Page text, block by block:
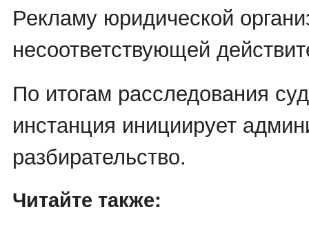
Рекламу юридической
несоответствующей
По итогам расследования
инстанция инициирует
разбирательство.
Читайте также: